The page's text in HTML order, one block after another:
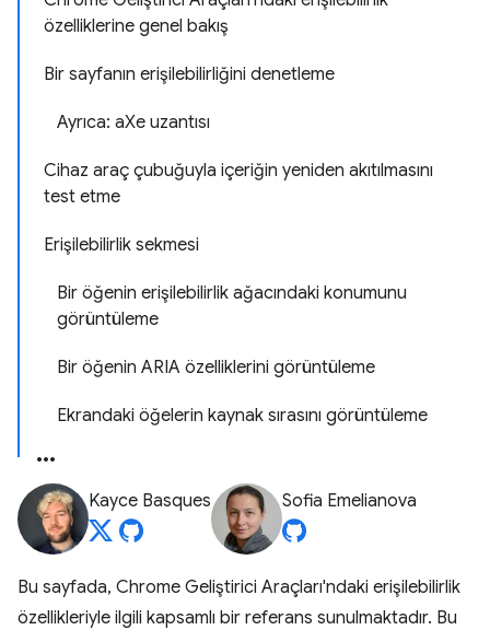
özelliklerine genel bakış
Bir sayfanın erişilebilirliğini denetleme
Ayrıca: aXe uzantısı
Cihaz araç çubuğuyla içeriğin yeniden akıtılmasını
test etme
Erişilebilirlik sekmesi
Bir öğenin erişilebilirlik ağacındaki konumunu
görüntüleme
Bir öğenin ARIA özelliklerini görüntüleme
Ekrandaki öğelerin kaynak sırasını görüntüleme
Kayce Basques Sofia Emelianova
Bu sayfada, Chrome Geliştirici Araçları'ndaki erişilebilirlik
özellikleriyle ilgili kapsamlı bir referans sunulmaktadır. Bu